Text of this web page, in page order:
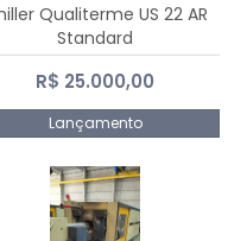
Qualiterme US 22 AR
Standard
R$ 25.000,00
Lançamento